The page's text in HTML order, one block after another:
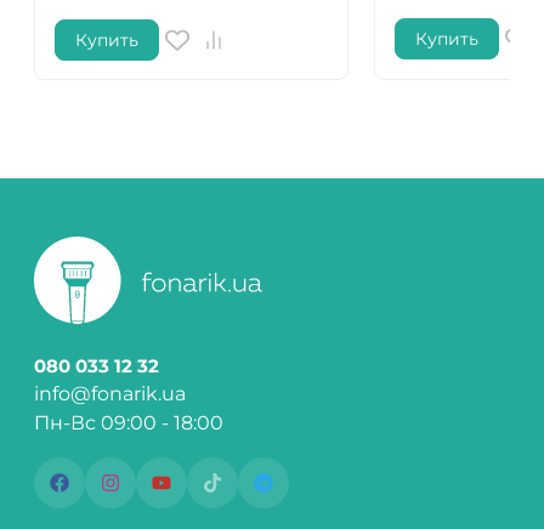
Купить Купить
080 033 12 32
info@fonarik.ua
Пн-Вс 09:00 - 18:00